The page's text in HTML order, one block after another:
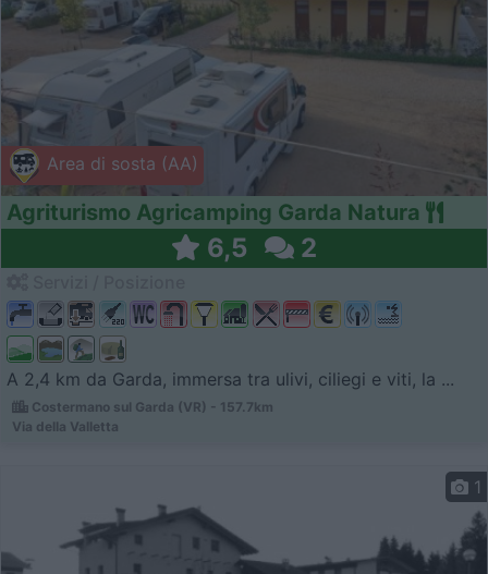
Area di sosta (AA)
Agriturismo Agricamping Garda Natura
6,5 2
A 2,4 km da Garda, immersa tra ulivi, ciliegi e viti, la ...
Costermano sul Garda (VR) - 157.7km
Via della Valletta
1